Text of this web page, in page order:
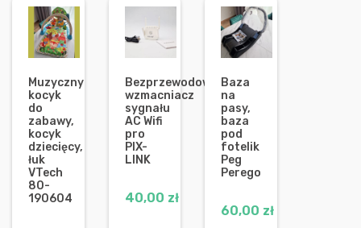
Muzyczny
kocyk
do
zabawy,
kocyk
dziecięcy,
łuk
VTech
80-
190604
Bezprzewodowy
wzmacniacz
sygnału
AC Wifi
pro
PIX-
LINK
40,00 zł
Baza
na
pasy,
baza
pod
fotelik
Peg
Perego
60,00 zł